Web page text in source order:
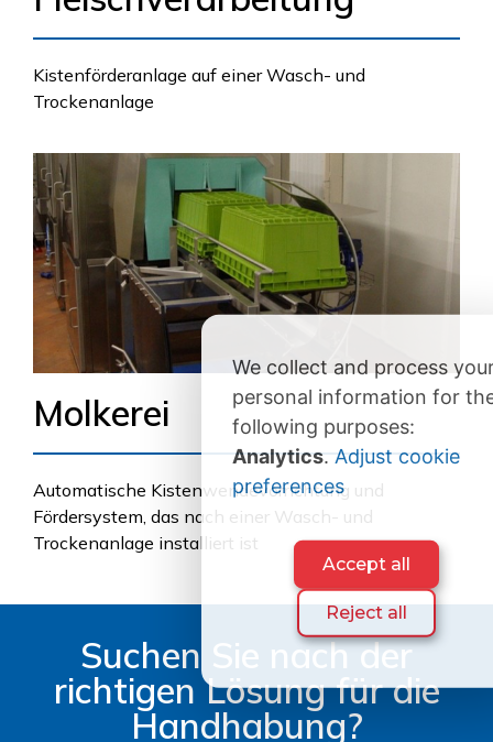
Kistenförderanlage auf einer Wasch- und
Trockenanlage
Molkerei
Automatische Kistenwendevorrichtung und
Fördersystem, das nach einer Wasch- und
Trockenanlage installiert ist
Suchen Sie nach der
richtigen Lösung für die
Handhabung?
We collect and process
personal information for
following purposes:
Analytics.Adjust cookie
preferences
Accept all
Reject all